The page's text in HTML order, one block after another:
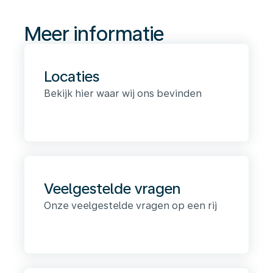
Meer informatie
Locaties
Bekijk hier waar wij ons bevinden
Veelgestelde vragen
Onze veelgestelde vragen op een rij